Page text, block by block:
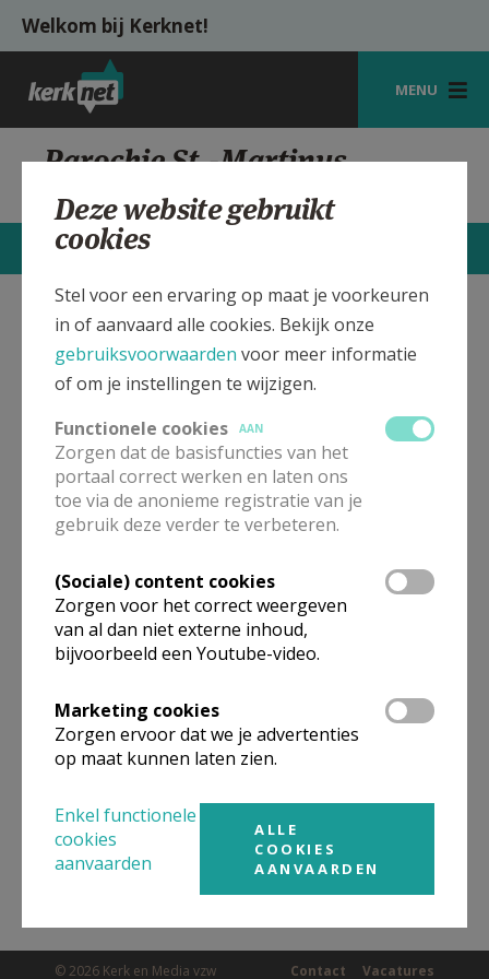
Overslaan en naar de inhoud gaan
Welkom bij Kerknet!
MENU
STARTPAGINA
VIERINGEN
SHOP
ZOEKEN
HULP
MIJN PAROCHIE
AANMELDEN OF REGISTREREN
Parochie St.-Martinus
Desselgem
STARTPAGINA
Verbergen
St.-Martinus Kerk Desselgem
in deze kerk, het adres van de kerk, alsook een lijst met
kerken in de buurt.
ALLE DETAILS TONEN
Omgeving
Niet gevonden wat je zocht? Hier vind je
links naar kerken, eventueel van andere
organisaties, in de buurt.
© 2026 Kerk en Media vzw Vacatures
Contact
Deze website gebruikt
cookies
Stel voor een ervaring op maat je voorkeuren
in of aanvaard alle cookies. Bekijk onze
gebruiksvoorwaarden voor meer informatie
of om je instellingen te wijzigen.
Functionele cookies
AAN
Zorgen dat de basisfuncties van het
portaal correct werken en laten ons
toe via de anonieme registratie van je
gebruik deze verder te verbeteren.
(Sociale) content cookies
Zorgen voor het correct weergeven
van al dan niet externe inhoud,
bijvoorbeeld een Youtube-video.
Marketing cookies
Zorgen ervoor dat we je advertenties
op maat kunnen laten zien.
Enkel functionele
cookies
aanvaarden
ALLE
COOKIES
AANVAARDEN